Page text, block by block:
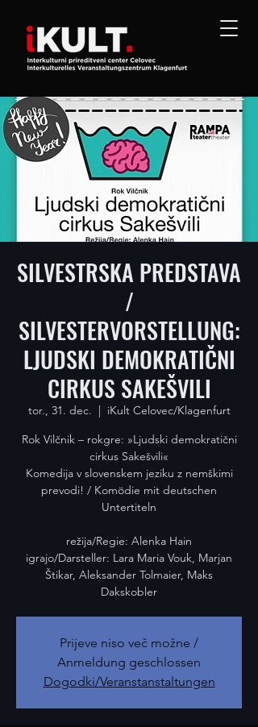
SILVESTRSKA PREDSTAVA
/
SILVESTERVORSTELLUNG:
LJUDSKI DEMOKRATIČNI
CIRKUS SAKEŠVILI
tor., 31. dec.
  |
iKult Celovec/Klagenfurt
Rok Vilčnik – rokgre: »Ljudski demokratični
cirkus Sakešvili«
Komedija v slovenskem jeziku z nemškimi
prevodi! / Komödie mit deutschen
Untertiteln
režija/Regie: Alenka Hain
igrajo/Darsteller: Lara Maria Vouk, Marjan
Štikar, Aleksander Tolmaier, Maks
Dakskobler
Prijeve niso več možne /
Anmeldung geschlossen
Dogodki/Veranstanstaltungen